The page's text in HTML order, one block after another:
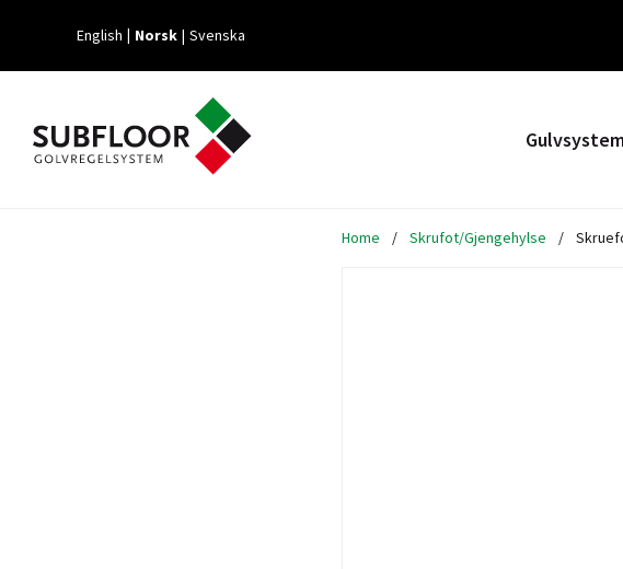
English Norsk Svenska
Home / Skrufot/Gjengehylse /